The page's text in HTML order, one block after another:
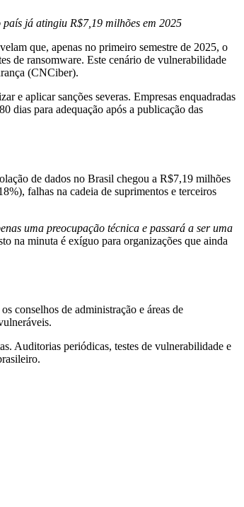
já atingiu R$7,19 milhões em 2025
que, apenas no primeiro semestre de 2025, o
de ransomware. Este cenário de vulnerabilidade
(CNCiber).
e aplicar sanções severas. Empresas enquadradas
dias para adequação após a publicação das
de dados no Brasil chegou a R$7,19 milhões
falhas na cadeia de suprimentos e terceiros
uma preocupação técnica e passará a ser uma
na minuta é exíguo para organizações que ainda
conselhos de administração e áreas de
Auditorias periódicas, testes de vulnerabilidade e